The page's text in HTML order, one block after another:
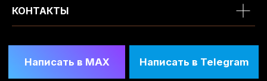
КОНТАКТЫ